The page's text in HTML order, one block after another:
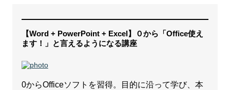
【Word + PowerPoint + Excel】０から「Office使え
ます！」と言えるようになる講座
0からOfficeソフトを習得。目的に沿って学び、本